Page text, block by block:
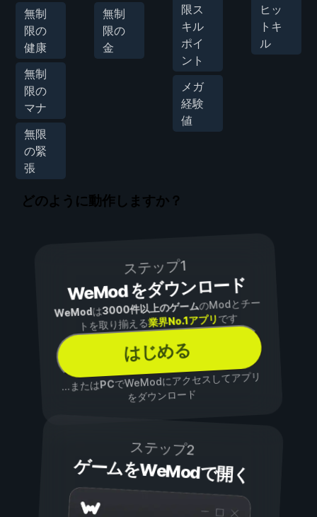
無制
限の
健康
無制
限の
マナ
無限
の緊
張
無制
限の
金
限ス
キル
ポイ
ント
メガ
経験
値
ヒッ
トキ
ル
どのように動作しますか？
ステップ1
WeMod をダウンロード
WeModは3000件以上のゲームのModとチー
トを取り揃える業界No.1アプリです
はじめる
...またはPCでWeModにアクセスしてアプリ
をダウンロード
ステップ2
ゲームをWeModで開く